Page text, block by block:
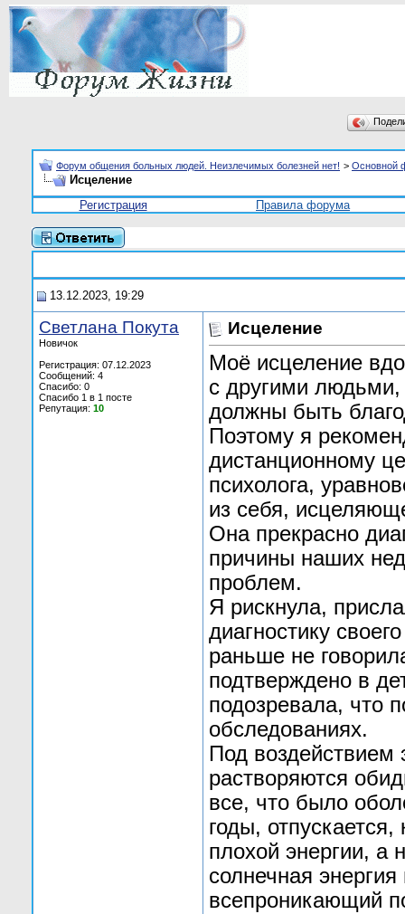
Форум общения больных людей. Неизлечимых болезней нет! > Основной
Исцеление
Регистрация
Правила форума
13.12.2023, 19:29
Светлана Покута
Новичок
Регистрация: 07.12.2023
Сообщений: 4
Спасибо: 0
Спасибо 1 в 1 посте
Репутация: 10
Исцеление
Моё исцеление
с другими людьми,
должны быть
Поэтому я
дистанционному
психолога,
из себя,
Она прекрасно
причины наших
проблем.
Я рискнула,
диагностику
раньше не
подтверждено в
подозревала, что
обследованиях.
Под воздействием
растворяются
все, что было
годы,
плохой энергии, а
солнечная
всепроникающий